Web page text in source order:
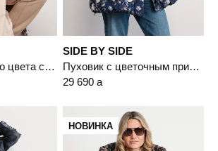
Пуховик бежевого цвета с капюшоном
SIDE BY SIDE
Пуховик с цветочным принтом синего цвета с капюшоном
29 690 a
НОВИНКА